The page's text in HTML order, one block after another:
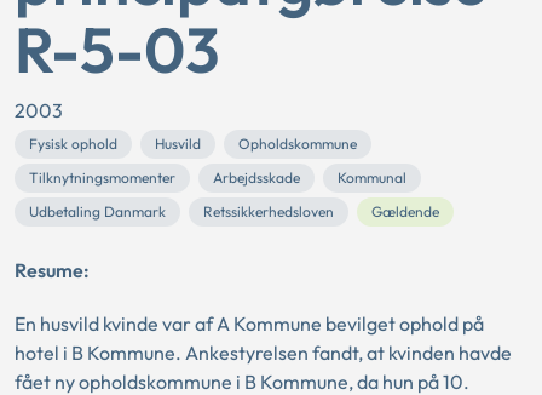
R-5-03
2003
Fysisk ophold Husvild
Opholdskommune
Tilknytningsmomenter
Arbejdsskade
Kommunal
Udbetaling Danmark
Retssikkerhedsloven Gældende
Resume:
En husvild kvinde var af A Kommune bevilget ophold på
hotel i B Kommune. Ankestyrelsen fandt, at kvinden havde
fået ny opholdskommune i B Kommune, da hun på 10.